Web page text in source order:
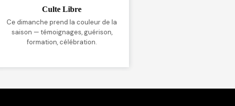
Culte Libre
Ce dimanche prend la couleur de la
saison — témoignages, guérison,
formation, célébration.